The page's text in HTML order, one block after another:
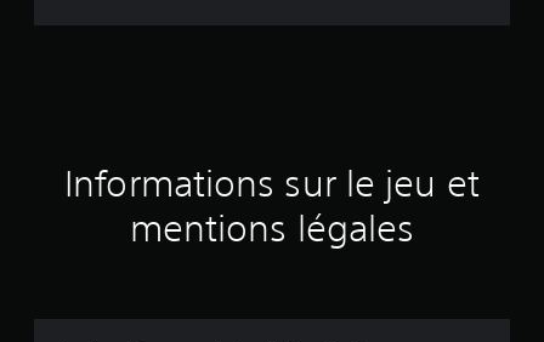
d
a
s
Informations sur le jeu et
mentions légales